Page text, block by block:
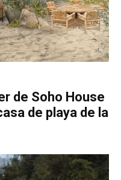
de Soho House
de playa de la